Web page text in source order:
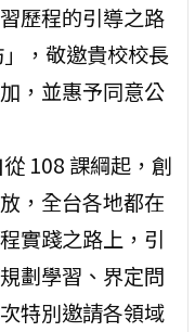
歷程的引導之路
，敬邀貴校校長
，並惠予同意公
108 課綱起，創
，全台各地都在
實踐之路上，引
劃學習、界定問
特別邀請各領域